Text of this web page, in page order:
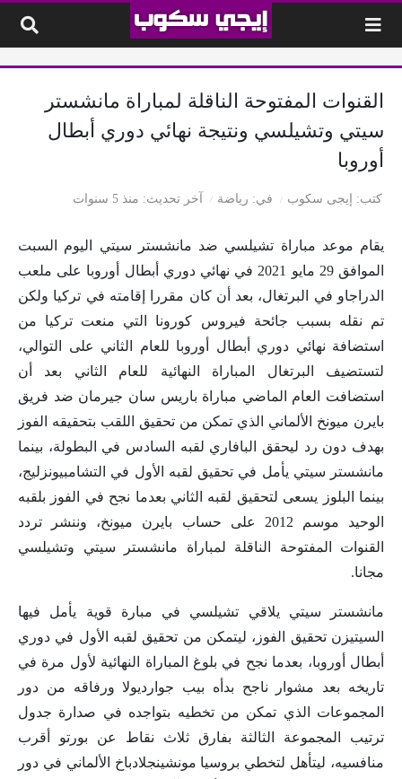
القنوات المفتوحة الناقلة لمباراة مانشستر
سيتي وتشيلسي ونتيجة نهائي دوري أبطال
أوروبا
كتب إيجى سكوب في رياضة آخر تحديث منذ 5 سنوات
يقام موعد مباراة تشيلسي ضد مانشستر سيتي اليوم السبت
الموافق 29 مايو 2021 في نهائي دوري أبطال أوروبا على ملعب
الدراجاو في البرتغال، بعد أن كان مقررا إقامته في تركيا ولكن
تم نقله بسبب جائحة فيروس كورونا التي منعت تركيا من
استضافة نهائي دوري أبطال أوروبا للعام الثاني على التوالي،
لتستضيف البرتغال المباراة النهائية للعام الثاني بعد أن
استضافت العام الماضي مباراة باريس سان جيرمان ضد فريق
بايرن ميونخ الألماني الذي تمكن من تحقيق اللقب بتحقيقه الفوز
بهدف دون رد ليحقق البافاري لقبه السادس في البطولة، بينما
مانشستر سيتي يأمل في تحقيق لقبه الأول في التشامبيونزليج،
بينما البلوز يسعى لتحقيق لقبه الثاني بعدما نجح في الفوز بلقبه
الوحيد موسم 2012 على حساب بايرن ميونخ، وننشر تردد
القنوات المفتوحة الناقلة لمباراة مانشستر سيتي وتشيلسي
مجانا.
مانشستر سيتي يلاقي تشيلسي في مبارة قوية يأمل فيها
السيتيزن تحقيق الفوز، ليتمكن من تحقيق لقبه الأول في دوري
أبطال أوروبا، بعدما نجح في بلوغ المباراة النهائية لأول مرة في
تاريخه بعد مشوار ناجح بدأه بيب جوارديولا ورفاقه من دور
المجموعات الذي تمكن من تخطيه بتواجده في صدارة جدول
ترتيب المجموعة الثالثة بفارق ثلاث نقاط عن بورتو أقرب
منافسيه، ليتأهل لتخطي بروسيا مونشينجلادباخ الألماني في دور